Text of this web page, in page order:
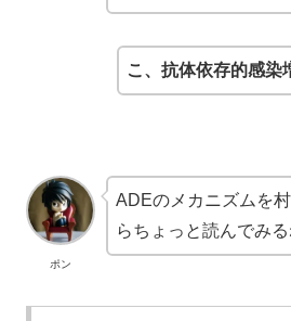
こ、抗体依存的感染
ポン
ADEのメカニズムを
らちょっと読んでみる